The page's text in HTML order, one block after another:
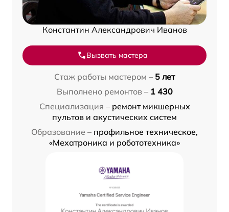
Константин Александрович Иванов
Вызвать мастера
Стаж работы мастером – 5 лет
Выполнено ремонтов – 1 430
Специализация – ремонт микшерных
пультов и акустических систем
Образование – профильное техническое,
«Мехатроника и робототехника»